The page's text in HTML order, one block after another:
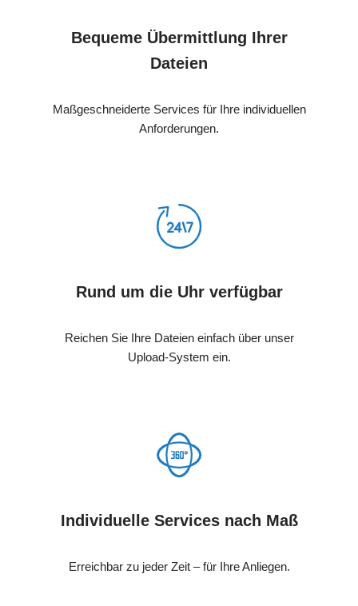
Bequeme Übermittlung Ihrer
Dateien
Maßgeschneiderte Services für Ihre individuellen
Anforderungen.
Rund um die Uhr verfügbar
Reichen Sie Ihre Dateien einfach über unser
Upload-System ein.
Individuelle Services nach Maß
Erreichbar zu jeder Zeit – für Ihre Anliegen.